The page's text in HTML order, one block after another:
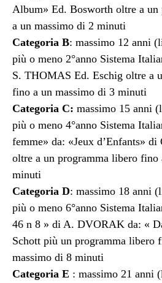
Album» Ed. Bosworth oltre a
a un massimo di 2 minuti
Categoria B: massimo 12 anni
più o meno 2°anno Sistema
S. THOMAS Ed. Eschig oltre a
fino a un massimo di 3 minuti
Categoria C: massimo 15 anni
più o meno 4°anno Sistema
femme» da: «Jeux d’Enfants»
oltre a un programma libero fino
minuti
Categoria D: massimo 18 anni
più o meno 6°anno Sistema
46 n 8 » di A. DVORAK da: «
Schott più un programma libero
massimo di 8 minuti
Categoria E : massimo 21 anni